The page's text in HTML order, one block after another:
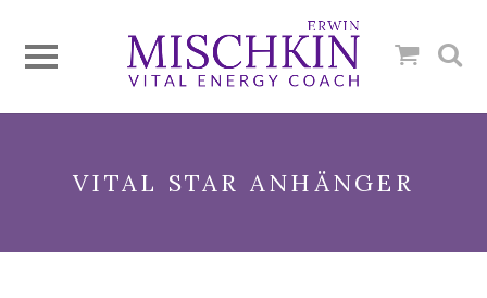
VITAL STAR ANHÄNGER